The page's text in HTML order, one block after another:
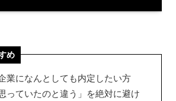
め
業になんとしても内定したい方
っていたのと違う」を絶対に避け